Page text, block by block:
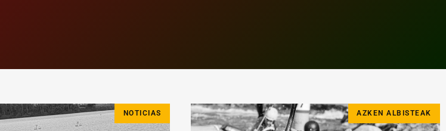
NOTICIAS AZKEN ALBISTEAK